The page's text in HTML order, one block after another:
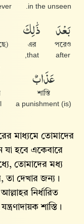
in the unseen.
بَعْدَ
পরেও
after
ذَٰلِكَ
এর
that,
عَذَابٌ
শাস্তি
(is) a punishment
মাধ্যমে তোমাদের
যা হবে একেবারে
তোমাদের মধ্য
দেখার জন্য।
নির্ধারিত
শাস্তি।